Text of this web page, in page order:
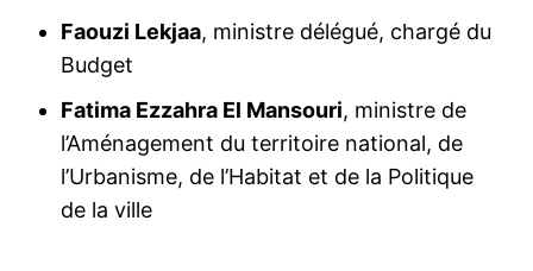
Faouzi Lekjaa, ministre délégué, chargé du
Budget
Fatima Ezzahra El Mansouri, ministre de
l’Aménagement du territoire national, de
l’Urbanisme, de l’Habitat et de la Politique
de la ville